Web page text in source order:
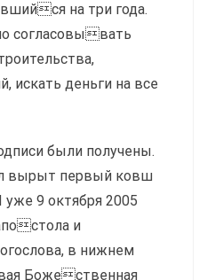
на три года.
согласовывать
искать деньги на все
были получены.
вырыт первый ковш
9 октября 2005
и
в нижнем
Божественная